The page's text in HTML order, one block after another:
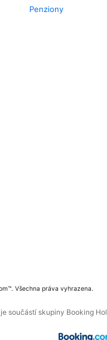
Penziony
Všechna práva vyhrazena.
součástí skupiny Booking